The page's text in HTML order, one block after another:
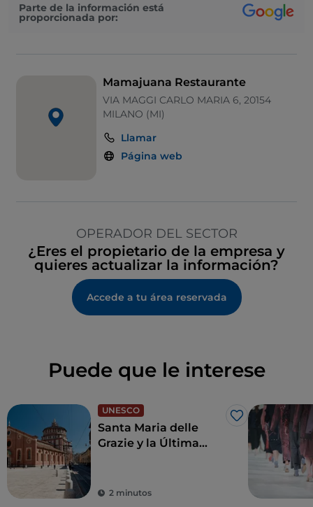
Parte de la información está
proporcionada por:
Mamajuana Restaurante
VIA MAGGI CARLO MARIA 6, 20154
MILANO (MI)
Llamar
Página web
OPERADOR DEL SECTOR
¿Eres el propietario de la empresa y
quieres actualizar la información?
Accede a tu área reservada
Puede que le interese
UNESCO
Me gusta
Santa Maria delle
Grazie y la Última
Renacimiento
2 minutos